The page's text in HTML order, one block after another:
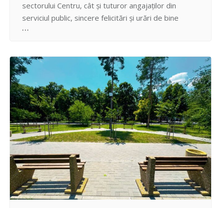
sectorului Centru, cât și tuturor angajaților din
serviciul public, sincere felicitări și urări de bine
prilejuite de sărbătoarea profesională.
contrastul remunerării modeste și a
responsabilităților multe, este demn de respect.
Mulțumesc funcționarilor publici care prin
performanță în…